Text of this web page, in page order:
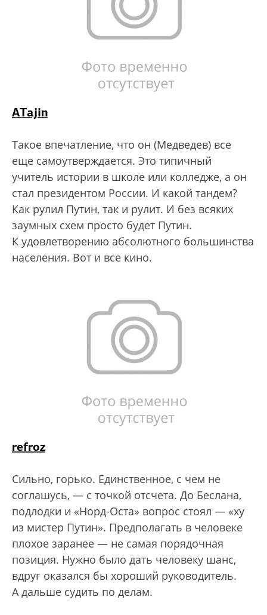
ATajin
Такое впечатление, что он (Медведев) все
еще самоутверждается. Это типичный
учитель истории в школе или колледже, а он
стал президентом России. И какой тандем?
Как рулил Путин, так и рулит. И без всяких
заумных схем просто будет Путин.
К удовлетворению абсолютного большинства
населения. Вот и все кино.
refroz
Сильно, горько. Единственное, с чем не
соглашусь, — с точкой отсчета. До Беслана,
подлодки и «Норд-Оста» вопрос стоял — «ху
из мистер Путин». Предполагать в человеке
плохое заранее — не самая порядочная
позиция. Нужно было дать человеку шанс,
вдруг оказался бы хороший руководитель.
А дальше судить по делам.